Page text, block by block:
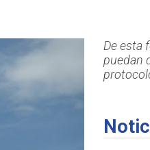
De esta
puedan